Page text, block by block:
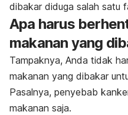
dibakar diduga salah satu
Apa harus
makanan yang
Tampaknya, Anda tidak
makanan yang dibakar
Pasalnya, penyebab
makanan saja.